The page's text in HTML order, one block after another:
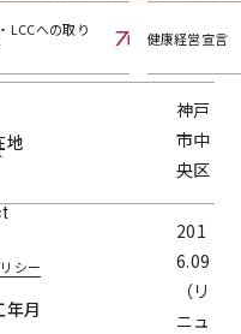
LCCへの取り
健康経営宣言
シー
ます。
地
神戸
市中
央区
年月
201
6.09
（リ
ニュ